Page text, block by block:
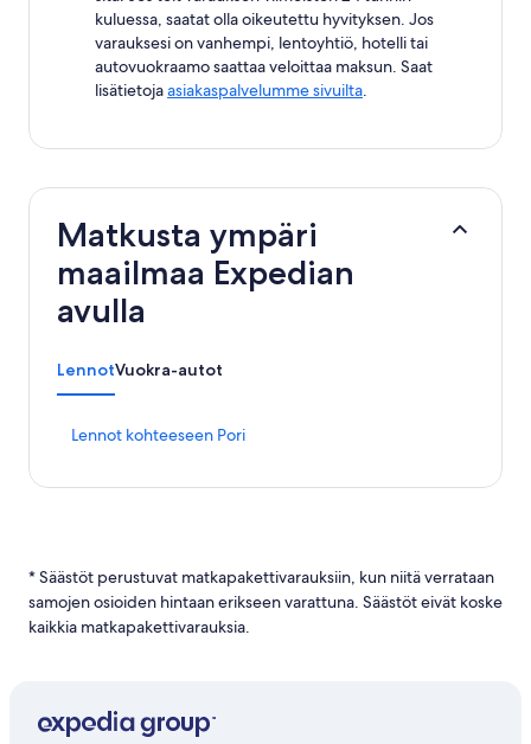
kuluessa, saatat olla oikeutettu hyvityksen. Jos
varauksesi on vanhempi, lentoyhtiö, hotelli tai
autovuokraamo saattaa veloittaa maksun. Saat
lisätietojaasiakaspalvelumme sivuilta.
Matkusta ympäri
maailmaa Expedian
avulla
LennotVuokra-autot
Lennot kohteeseen Pori
K
L
e
n
o
* Säästöt perustuvat matkapakettivarauksiin, kun niitä verrataan
samojen osioiden hintaan erikseen varattuna. Säästöt eivät koske
kaikkia matkapakettivarauksia.